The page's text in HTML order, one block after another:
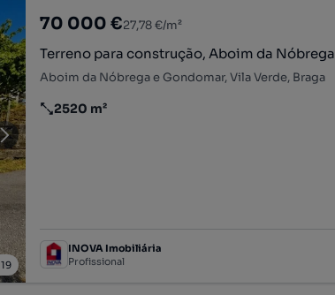
19
70 000 €27,78 €/m²
Terreno para construção, Aboim da Nóbrega
Aboim da Nóbrega e Gondomar, Vila Verde, Braga
Preço por metro quadrado
2520 m²
INOVA Imobiliária
Profissional